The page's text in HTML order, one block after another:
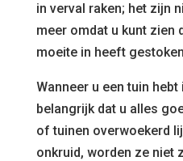
in verval raken; het zijn
meer omdat u kunt zien
moeite in heeft
Wanneer u een tuin
belangrijk dat u alles
of tuinen overwoekerd
onkruid, worden ze niet